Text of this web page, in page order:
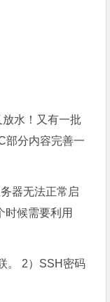
水！又有一批
部分内容完善一
器无法正常启
时候需要利用
。 2）SSH密码